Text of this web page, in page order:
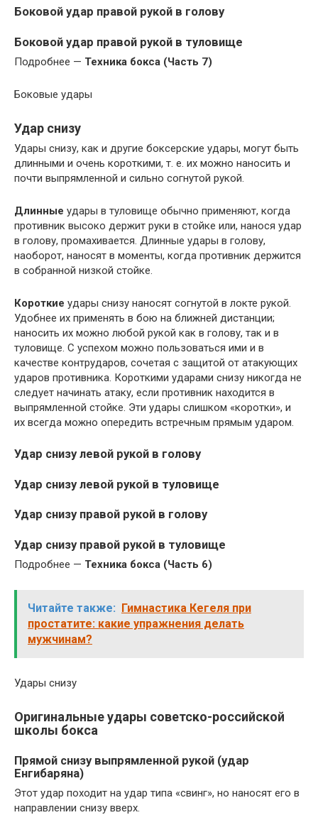
Боковой удар правой рукой в голову
Боковой удар правой рукой в туловище
Подробнее — Техника бокса (Часть 7)
Боковые удары
Удар снизу
Удары снизу, как и другие боксерские удары, могут быть
длинными и очень короткими, т. е. их можно наносить и
почти выпрямленной и сильно согнутой рукой.
Длинные удары в туловище обычно применяют, когда
противник высоко держит руки в стойке или, нанося удар
в го­лову, промахивается. Длинные удары в голову,
наоборот, нано­сят в моменты, когда противник держится
в собранной низкой стойке.
Короткие удары снизу наносят согнутой в локте рукой.
Удобнее их применять в бою на ближней дистанции;
наносить их можно любой рукой как в голову, так и в
туловище. С успе­хом можно пользоваться ими и в
качестве контрударов, сочетая с защитой от атакующих
ударов противника. Короткими уда­рами снизу никогда не
следует начинать атаку, если противник находится в
выпрямленной стойке. Эти удары слишком «корот­ки», и
их всегда можно опередить встречным прямым ударом.
Удар снизу левой рукой в голову
Удар снизу левой рукой в туловище
Удар снизу правой рукой в голову
Удар снизу правой рукой в туловище
Подробнее — Техника бокса (Часть 6)
Читайте также:
Гимнастика Кегеля при
простатите: какие упражнения делать
мужчинам?
Удары снизу
Оригинальные удары советско-российской
школы бокса
Прямой снизу выпрямленной рукой (удар
Енгибаряна)
Этот удар походит на удар типа «свинг», но наносят его в
направлении снизу вверх.